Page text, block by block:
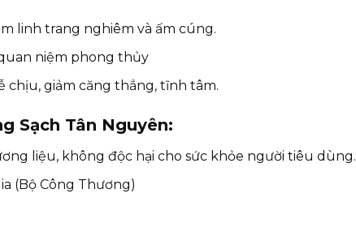
linh trang nghiêm và ấm cúng.
niệm phong thủy
giảm căng thẳng, tĩnh tâm.
Sạch Tân Nguyên:
liệu, không độc hại cho sức khỏe người tiêu dùng.
(Bộ Công Thương)